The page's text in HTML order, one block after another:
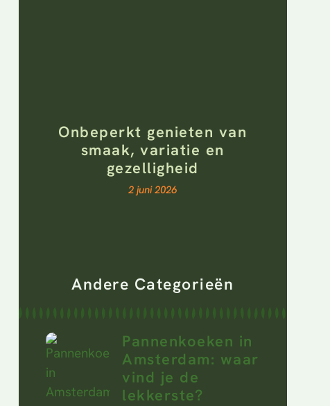
Onbeperkt genieten van
smaak, variatie en
gezelligheid
2 juni 2026
Andere Categorieën
Pannenkoeken in
Amsterdam: waar
vind je de
lekkerste?